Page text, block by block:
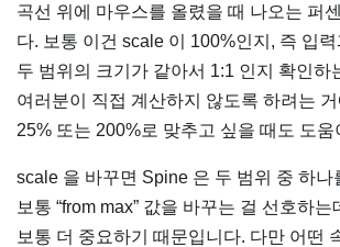
곡선 위에 마우스를 올렸을 때 나오는 퍼센
다. 보통 이건 scale 이 100%인지, 즉 입력
두 범위의 크기가 같아서 1:1 인지 확인하
여러분이 직접 계산하지 않도록 하려는
25% 또는 200%로 맞추고 싶을 때도 도움
scale 을 바꾸면 Spine 은 두 범위 중 하나
보통 “from max” 값을 바꾸는 걸 선호하는
보통 더 중요하기 때문입니다. 다만 어떤